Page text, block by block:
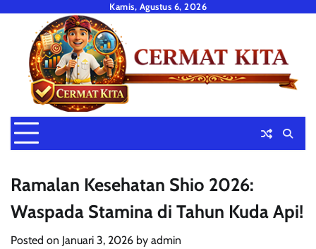
content
Kamis, Agustus 6, 2026
Ramalan Kesehatan Shio 2026:
Waspada Stamina di Tahun Kuda Api!
Posted on Januari 3, 2026 by admin